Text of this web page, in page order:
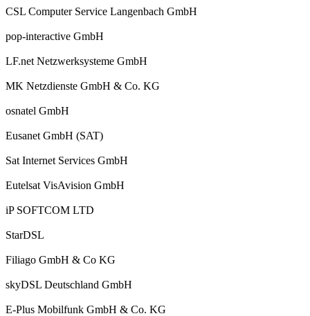
CSL Computer Service Langenbach GmbH
pop-interactive GmbH
LF.net Netzwerksysteme GmbH
MK Netzdienste GmbH & Co. KG
osnatel GmbH
Eusanet GmbH (SAT)
Sat Internet Services GmbH
Eutelsat VisAvision GmbH
iP SOFTCOM LTD
StarDSL
Filiago GmbH & Co KG
skyDSL Deutschland GmbH
E-Plus Mobilfunk GmbH & Co. KG